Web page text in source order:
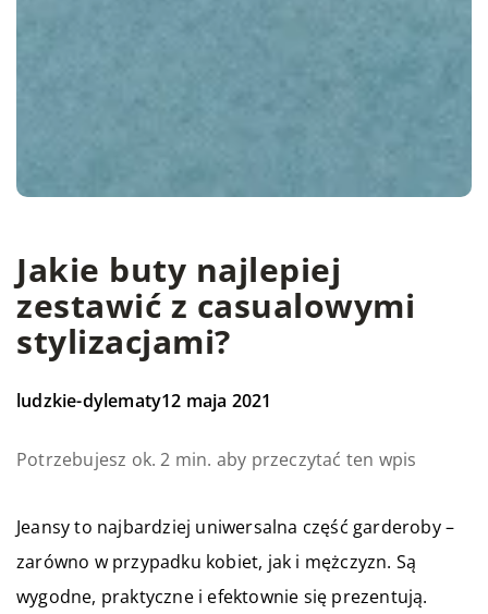
Jakie buty najlepiej
zestawić z casualowymi
stylizacjami?
ludzkie-dylematy12 maja 2021
Potrzebujesz ok. 2 min. aby przeczytać ten wpis
Jeansy to najbardziej uniwersalna część garderoby –
zarówno w przypadku kobiet, jak i mężczyzn. Są
wygodne, praktyczne i efektownie się prezentują.